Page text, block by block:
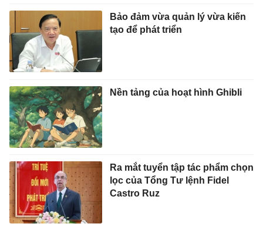
Bảo đảm vừa quản lý vừa kiến
tạo để phát triển
Nền tảng của hoạt hình Ghibli
Ra mắt tuyển tập tác phẩm chọn
lọc của Tổng Tư lệnh Fidel
Castro Ruz